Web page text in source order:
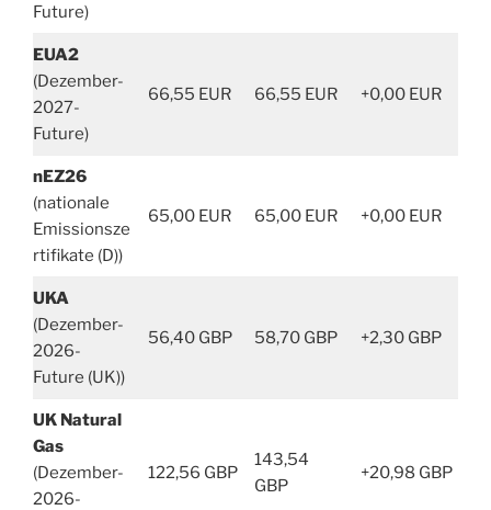
Future)
EUA2
(Dezember-
2027-
Future)
66,55 EUR 66,55 EUR +0,00 EUR
nEZ26
(nationale
Emissionsze
rtifikate (D))
65,00 EUR 65,00 EUR +0,00 EUR
UKA
(Dezember-
2026-
Future (UK))
56,40 GBP 58,70 GBP +2,30 GBP
UK Natural
Gas
(Dezember-
2026-
122,56 GBP
143,54
GBP
+20,98 GBP